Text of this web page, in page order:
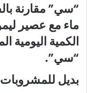
“سي” مقارنة
الكمية اليومية
“سي”.
بديل للمشروبات